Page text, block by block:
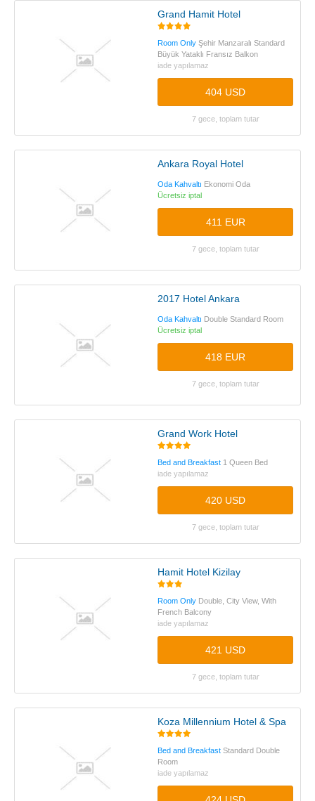
Grand Hamit Hotel
Room Only Şehir Manzaralı Standard
Büyük Yataklı Fransız Balkon
iade yapılamaz
404 USD
7 gece, toplam tutar
Ankara Royal Hotel
Oda Kahvaltı Ekonomi Oda
Ücretsiz iptal
411 EUR
7 gece, toplam tutar
2017 Hotel Ankara
Oda Kahvaltı Double Standard Room
Ücretsiz iptal
418 EUR
7 gece, toplam tutar
Grand Work Hotel
Bed and Breakfast 1 Queen Bed
iade yapılamaz
420 USD
7 gece, toplam tutar
Hamit Hotel Kizilay
Room Only Double, City View, With
French Balcony
iade yapılamaz
421 USD
7 gece, toplam tutar
Koza Millennium Hotel & Spa
Bed and Breakfast Standard Double
Room
iade yapılamaz